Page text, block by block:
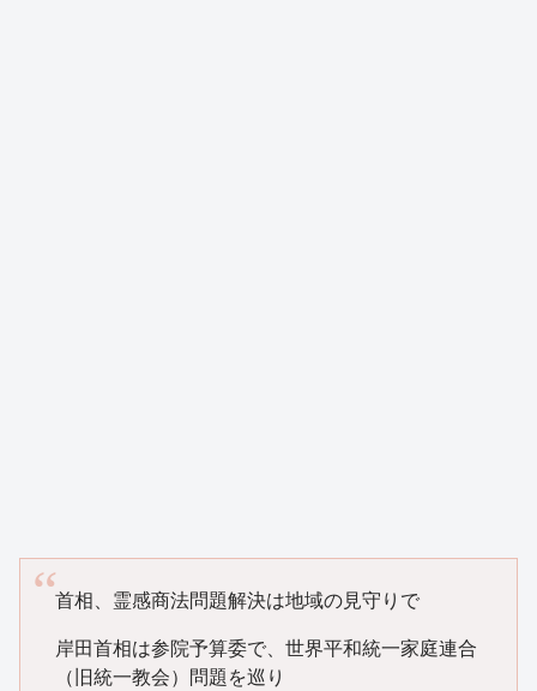
首相、霊感商法問題解決は地域の見守りで
岸田首相は参院予算委で、世界平和統一家庭連合
（旧統一教会）問題を巡り